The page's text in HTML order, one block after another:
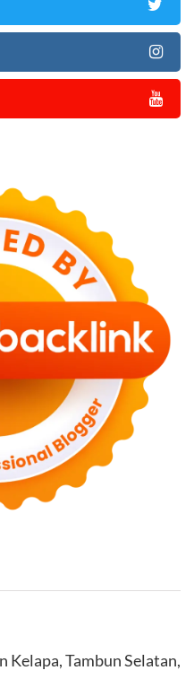
Kelapa, Tambun Selatan,